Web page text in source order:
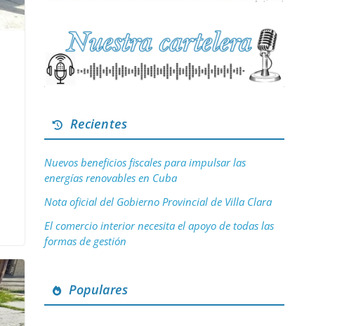
Recientes
Nuevos beneficios fiscales para impulsar las
energías renovables en Cuba
Nota oficial del Gobierno Provincial de Villa Clara
El comercio interior necesita el apoyo de todas las
formas de gestión
Populares